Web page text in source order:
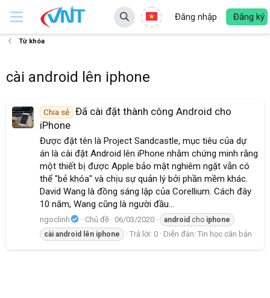
Đăng nhập Đăng ký
Từ khóa
cài android lên iphone
Chia sẻ
Đã cài đặt thành công Android cho
iPhone
Được đặt tên là Project Sandcastle, mục tiêu của dự
án là cài đặt Android lên iPhone nhằm chứng minh rằng
một thiết bị được Apple bảo mật nghiêm ngặt vẫn có
thể "bẻ khóa" và chịu sự quản lý bởi phần mềm khác.
David Wang là đồng sáng lập của Corellium. Cách đây
10 năm, Wang cũng là người đầu...
ngoclinh Chủ đề 06/03/2020 android cho iphone
cài android lên iphone Trả lời: 0 Diễn đàn: Tin học căn bản